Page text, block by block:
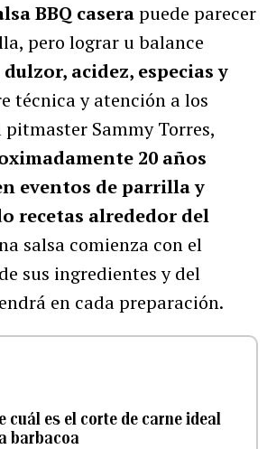
BBQ caserapuede parecer
pero lograr u balance
dulzor, acidez, especias y
técnica y atención a los
pitmaster Sammy Torres,
20 años
eventos de parrilla y
recetas alrededor del
salsa comienza con el
sus ingredientes y del
en cada preparación.
cuál es el corte de carne ideal
barbacoa